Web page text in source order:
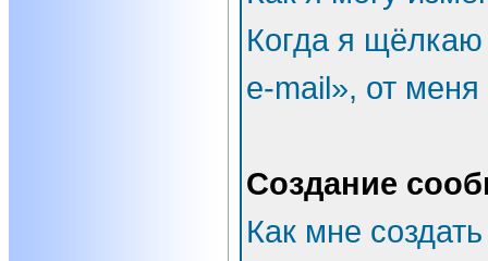
Когда я
e-mail», от
Создание
Как мне